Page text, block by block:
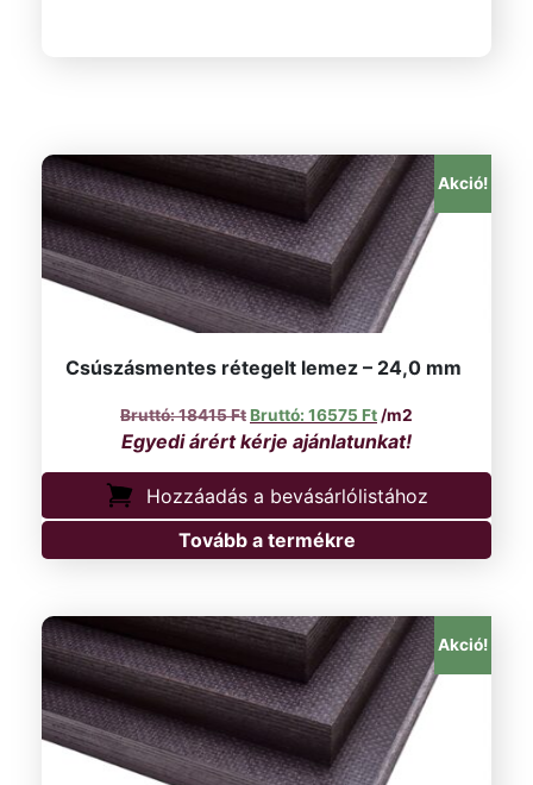
Akció!
Csúszásmentes rétegelt lemez – 24,0 mm
18415Ft Original price was: 18415 Ft.
16575 FtCurrent price is:
/m2
Hozzáadás a bevásárlólistához
Tovább a termékre
Akció!